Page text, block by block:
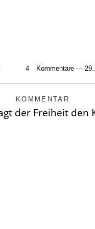
4 Kommentare —
KOMMENTAR
der Freiheit den